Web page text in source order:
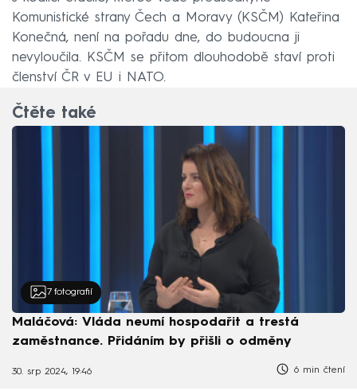
Komunistické strany Čech a Moravy (KSČM) Kateřina
Konečná, není na pořadu dne, do budoucna ji
nevyloučila. KSČM se přitom dlouhodobě staví proti
členství ČR v EU i NATO.
Čtěte také
7 fotografií
Maláčová: Vláda neumí hospodařit a trestá
zaměstnance. Přidáním by přišli o odměny
30. srp 2024, 19:46 6 min čtení